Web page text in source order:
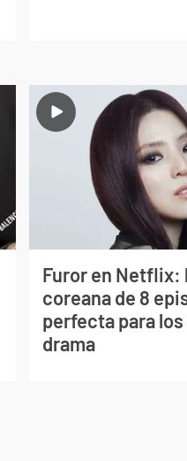
Furor en Netflix:
coreana de 8
perfecta para
drama